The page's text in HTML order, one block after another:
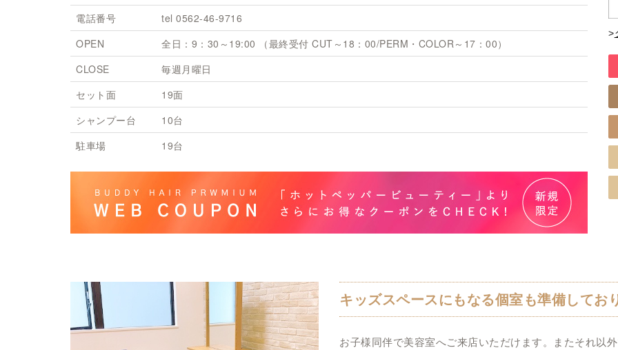
電話番号
tel 0562-46-9716
OPEN
全日：9：30～19:00 （最終受付 CUT～18：00/PERM・COLOR～17：00）
CLOSE
毎週月曜日
セット面
19面
シャンプー台
10台
駐車場
19台
>
キッズスペースにもなる個室も準備してお
お子様同伴で美容室へご来店いただけます。またそれ以